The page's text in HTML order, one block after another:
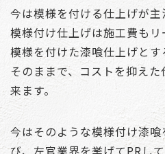
今は模様を付ける仕上げが主
模様付け仕上げは施工費もリ
模様を付けた漆喰仕上げと
そのままで、コストを抑え
来ます。
今はそのような模様付け漆
び、左官業界を挙げてPRして